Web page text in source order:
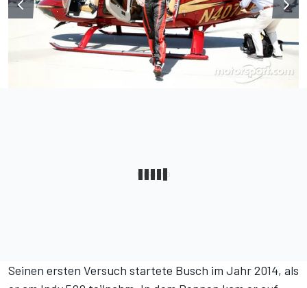
Seinen ersten Versuch startete Busch im Jahr 2014, als